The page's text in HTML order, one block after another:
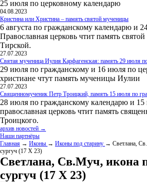
25 июля по церковному календарю
04.08.2023
Кристина или Христина – память святой мученицы
6 августа по гражданскому календарю и
Православная церковь чтит память
Тирской.
27.07.2023
Святая мученица Иулия Карфагенская: память 29 июля
29 июля по гражданскому и 16 июля по
христиане чтут память мученицы Иулии
27.07.2023
Священномученик Петр Троицкий, память 15 июля по
28 июля по гражданскому календарю и
православная церковь чтит память
Троицкого.
архив новостей →
Наши партнёры
Главная → Иконы → Иконы под старину → Светлана,
сургуч (17 Х 23)
Светлана, Св.Муч, икона
сургуч (17 Х 23)